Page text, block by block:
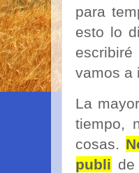
para
esto lo
vamos a
La
tiempo,
cosas.
publi